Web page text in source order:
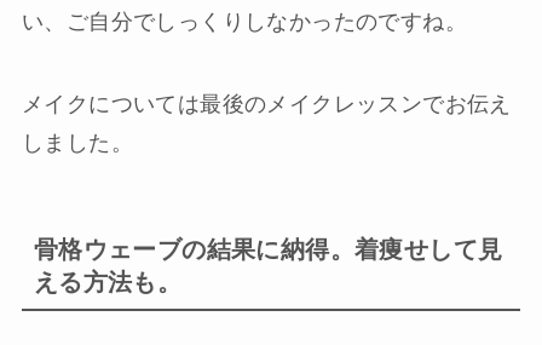
い、ご自分でしっくりしなかったのですね。
メイクについては最後のメイクレッスンでお伝え
しました。
骨格ウェーブの結果に納得。着痩せして見
える方法も。